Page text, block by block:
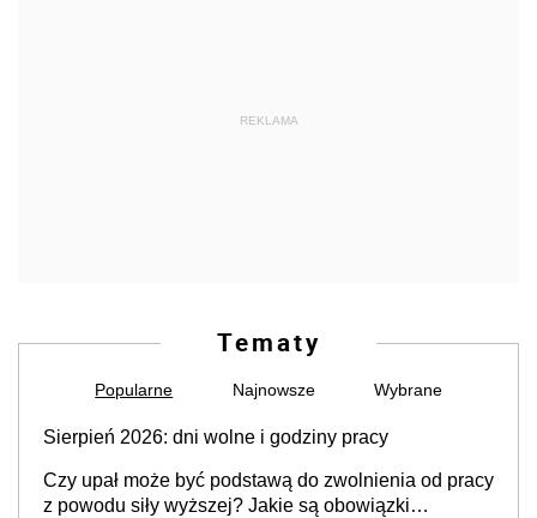
REKLAMA
Tematy
Popularne Najnowsze Wybrane
Sierpień 2026: dni wolne i godziny pracy
Czy upał może być podstawą do zwolnienia od pracy
z powodu siły wyższej? Jakie są obowiązki